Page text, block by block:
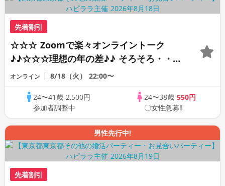
先着割引
☆☆☆ Zoomで楽々オンライントーク
♪♪☆☆☆理想の年の差♪♪ そろそろ・・・
素敵な恋人見つけたい♪ ♪☆カジュアルな
行あり♪♪
オンライン 8/18（火） 22:00〜
24〜41歳 2,500円
参加者調整中
24〜38歳 550円
〇女性急募‼
男性先行中!
先着割引